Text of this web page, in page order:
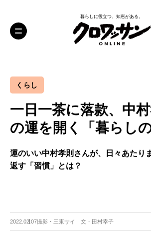
暮らしに役立つ、知恵がある。
くらし
一日一茶に落款、中
の運を開く「暮らしの
運のいい中村孝則さんが、日々あたり
返す「習慣」とは？
2022.02.07撮影・三東サイ 文・田村幸子